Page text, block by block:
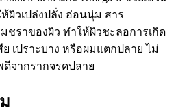
ผิวเปล่งปลั่ง อ่อนนุ่ม สาร
ชราของผิว ทำให้ผิวชะลอการเกิด
เปราะบาง หรือผมแตกปลาย ไม่
จากรากจรดปลาย